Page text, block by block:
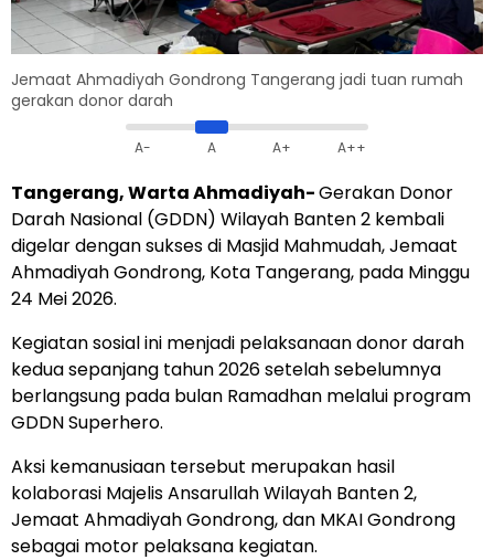
Jemaat Ahmadiyah Gondrong Tangerang jadi tuan rumah
gerakan donor darah
A- A A+ A++
Tangerang, Warta Ahmadiyah-Gerakan Donor
Darah Nasional (GDDN) Wilayah Banten 2 kembali
digelar dengan sukses di Masjid Mahmudah, Jemaat
Ahmadiyah Gondrong, Kota Tangerang, pada Minggu
24 Mei 2026.
Kegiatan sosial ini menjadi pelaksanaan donor darah
kedua sepanjang tahun 2026 setelah sebelumnya
berlangsung pada bulan Ramadhan melalui program
GDDN Superhero.
Aksi kemanusiaan tersebut merupakan hasil
kolaborasi Majelis Ansarullah Wilayah Banten 2,
Jemaat Ahmadiyah Gondrong, dan MKAI Gondrong
sebagai motor pelaksana kegiatan.